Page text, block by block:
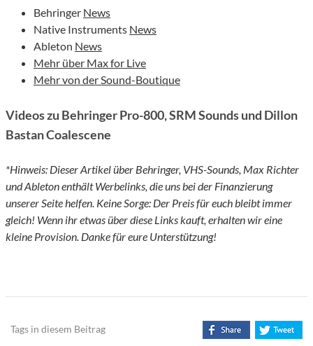
Behringer News
Native Instruments News
Ableton News
Mehr über Max for Live
Mehr von der Sound-Boutique
Videos zu Behringer Pro-800, SRM Sounds und Dillon
Bastan Coalescene
*Hinweis: Dieser Artikel über Behringer, VHS-Sounds, Max Richter
und Ableton enthält Werbelinks, die uns bei der Finanzierung
unserer Seite helfen. Keine Sorge: Der Preis für euch bleibt immer
gleich! Wenn ihr etwas über diese Links kauft, erhalten wir eine
kleine Provision. Danke für eure Unterstützung!
Tags in diesem Beitrag